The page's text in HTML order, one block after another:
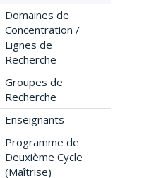
Domaines de
Concentration /
Lignes de
Recherche
Groupes de
Recherche
Enseignants
Programme de
Deuxième Cycle
(Maîtrise)